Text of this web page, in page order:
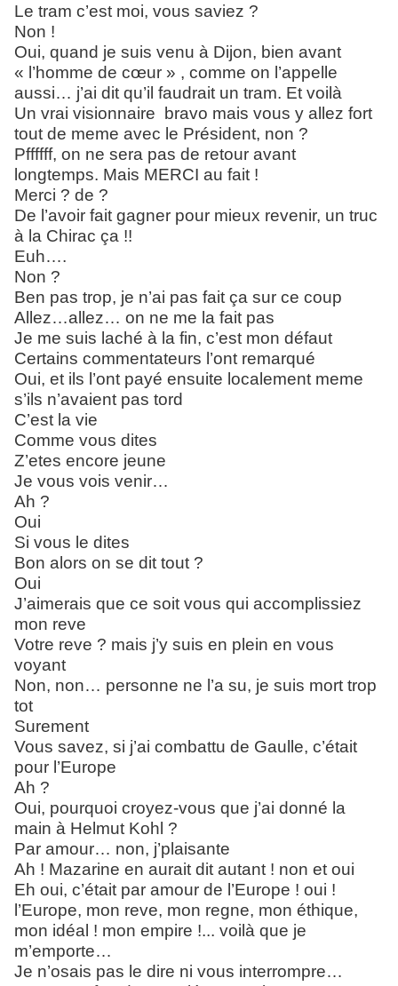
Le tram c’est moi, vous saviez ?
Non !
Oui, quand je suis venu à Dijon, bien avant
« l’homme de cœur » , comme on l’appelle
aussi… j’ai dit qu’il faudrait un tram. Et voilà
Un vrai visionnaire bravo mais vous y allez fort
tout de meme avec le Président, non ?
Pffffff, on ne sera pas de retour avant
longtemps. Mais MERCI au fait !
Merci ? de ?
De l’avoir fait gagner pour mieux revenir, un truc
à la Chirac ça !!
Euh….
Non ?
Ben pas trop, je n’ai pas fait ça sur ce coup
Allez…allez… on ne me la fait pas
Je me suis laché à la fin, c’est mon défaut
Certains commentateurs l’ont remarqué
Oui, et ils l’ont payé ensuite localement meme
s’ils n’avaient pas tord
C’est la vie
Comme vous dites
Z’etes encore jeune
Je vous vois venir…
Ah ?
Oui
Si vous le dites
Bon alors on se dit tout ?
Oui
J’aimerais que ce soit vous qui accomplissiez
mon reve
Votre reve ? mais j’y suis en plein en vous
voyant
Non, non… personne ne l’a su, je suis mort trop
tot
Surement
Vous savez, si j’ai combattu de Gaulle, c’était
pour l’Europe
Ah ?
Oui, pourquoi croyez-vous que j’ai donné la
main à Helmut Kohl ?
Par amour… non, j’plaisante
Ah ! Mazarine en aurait dit autant ! non et oui
Eh oui, c’était par amour de l’Europe ! oui !
l’Europe, mon reve, mon regne, mon éthique,
mon idéal ! mon empire !... voilà que je
m’emporte…
Je n’osais pas le dire ni vous interrompre…